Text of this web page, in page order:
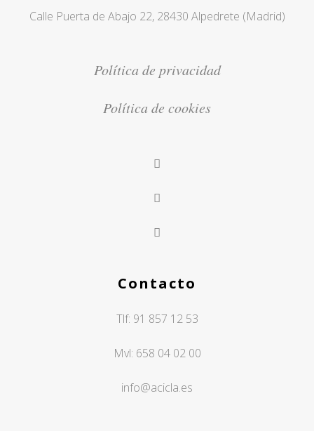
Calle Puerta de Abajo 22, 28430 Alpedrete (Madrid)
Política de privacidad
Política de cookies
Contacto
Tlf: 91 857 12 53
Mvl: 658 04 02 00
info@acicla.es